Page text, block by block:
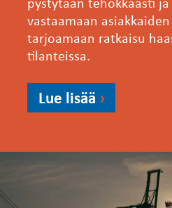
vastaamaan
tarjoamaan ratkaisu
tilanteissa.
Lue lisää